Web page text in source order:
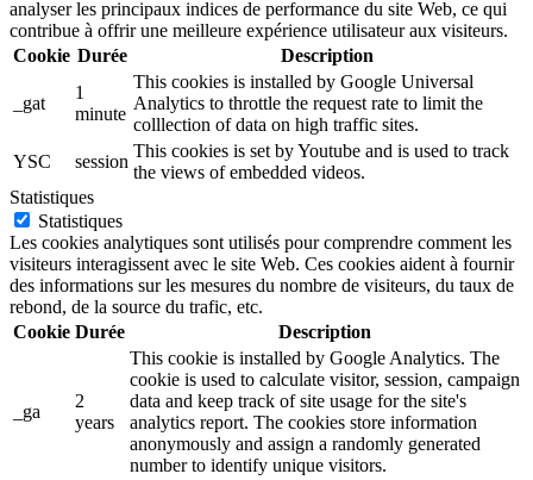
analyser les principaux indices de performance du site Web, ce qui
contribue à offrir une meilleure expérience utilisateur aux visiteurs.
Cookie Durée Description
_gat
1
minute
This cookies is installed by Google Universal
Analytics to throttle the request rate to limit the
colllection of data on high traffic sites.
YSC
session
This cookies is set by Youtube and is used to track
the views of embedded videos.
Statistiques
Statistiques
Les cookies analytiques sont utilisés pour comprendre comment les
visiteurs interagissent avec le site Web. Ces cookies aident à fournir
des informations sur les mesures du nombre de visiteurs, du taux de
rebond, de la source du trafic, etc.
Cookie Durée Description
_ga
2
years
This cookie is installed by Google Analytics. The
cookie is used to calculate visitor, session, campaign
data and keep track of site usage for the site's
analytics report. The cookies store information
anonymously and assign a randomly generated
number to identify unique visitors.